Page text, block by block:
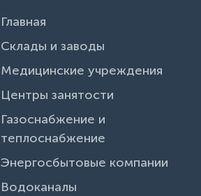
Главная
Склады и заводы
Медицинские учреждения
Центры занятости
Газоснабжение и
теплоснабжение
Энергосбытовые компании
Водоканалы